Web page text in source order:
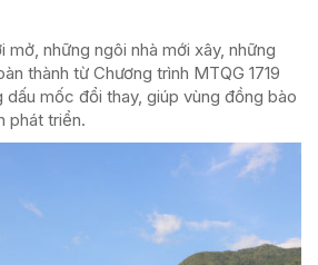
những ngôi nhà mới xây, những
thành từ Chương trình MTQG 1719
mốc đổi thay, giúp vùng đồng bào
phát triển.